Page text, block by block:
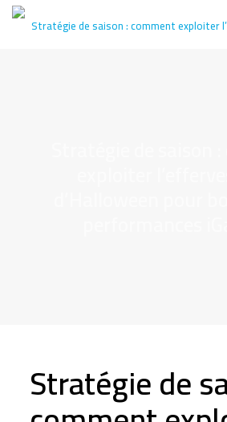
Stratégie de